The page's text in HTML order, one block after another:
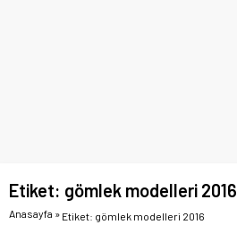
Etiket: gömlek modelleri 2016
Anasayfa » Etiket: gömlek modelleri 2016